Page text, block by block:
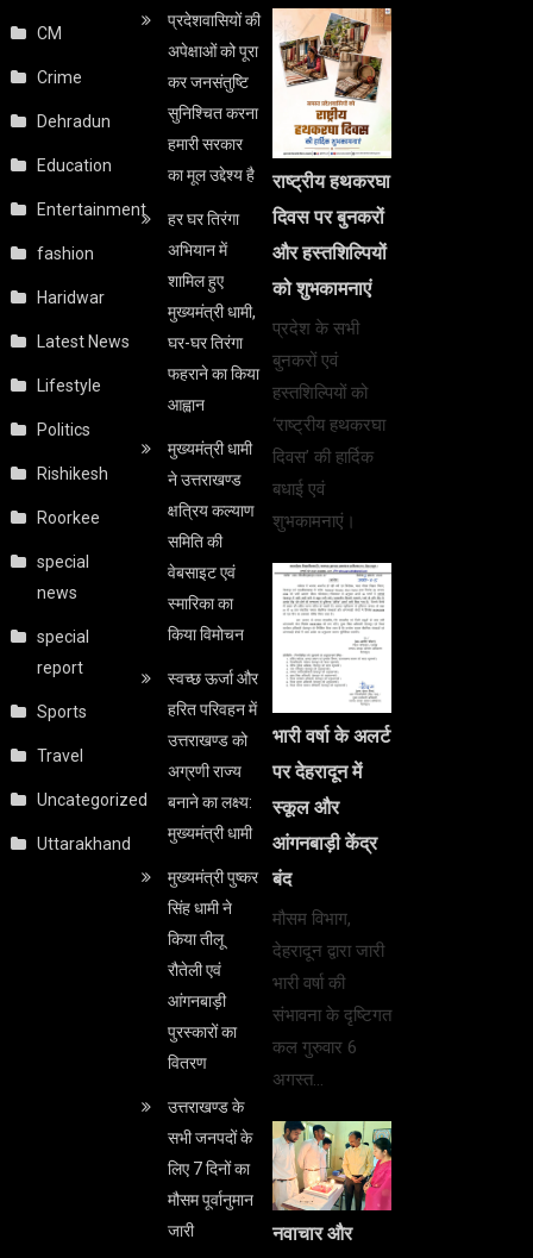
CM
Crime
Dehradun
Education
Entertainment
fashion
Haridwar
Latest News
Lifestyle
Politics
Rishikesh
Roorkee
special
news
special
report
Sports
Travel
Uncategorized
Uttarakhand
प्रदेशवासियों की
अपेक्षाओं को पूरा
कर जनसंतुष्टि
सुनिश्चित करना
हमारी सरकार
का मूल उद्देश्य है
हर घर तिरंगा
अभियान में
शामिल हुए
मुख्यमंत्री धामी,
घर-घर तिरंगा
फहराने का किया
आह्वान
मुख्यमंत्री धामी
ने उत्तराखण्ड
क्षत्रिय कल्याण
समिति की
वेबसाइट एवं
स्मारिका का
किया विमोचन
स्वच्छ ऊर्जा और
हरित परिवहन में
उत्तराखण्ड को
अग्रणी राज्य
बनाने का लक्ष्य:
मुख्यमंत्री धामी
मुख्यमंत्री पुष्कर
सिंह धामी ने
किया तीलू
रौतेली एवं
आंगनबाड़ी
पुरस्कारों का
वितरण
उत्तराखण्ड के
सभी जनपदों के
लिए 7 दिनों का
मौसम पूर्वानुमान
जारी
राष्ट्रीय हथकरघा
दिवस पर बुनकरों
और हस्तशिल्पियों
को शुभकामनाएं
प्रदेश के सभी
बुनकरों एवं
हस्तशिल्पियों को
‘राष्ट्रीय हथकरघा
दिवस’ की हार्दिक
बधाई एवं
शुभकामनाएं।
भारी वर्षा के अलर्ट
पर देहरादून में
स्कूल और
आंगनबाड़ी केंद्र
बंद
मौसम विभाग,
देहरादून द्वारा जारी
भारी वर्षा की
संभावना के दृष्टिगत
कल गुरुवार 6
अगस्त…
नवाचार और